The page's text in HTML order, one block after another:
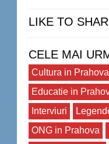
LIKE TO
CELE MAI
Cultura in Prahova
Educatie in
Interviuri
ONG in Prahova